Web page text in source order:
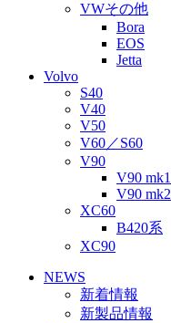
VWその他
Bora
EOS
Jetta
Volvo
S40
V40
V50
V60／S60
V90
V90 mk1
V90 mk2
XC60
B420系
XC90
NEWS
新着情報
新製品情報